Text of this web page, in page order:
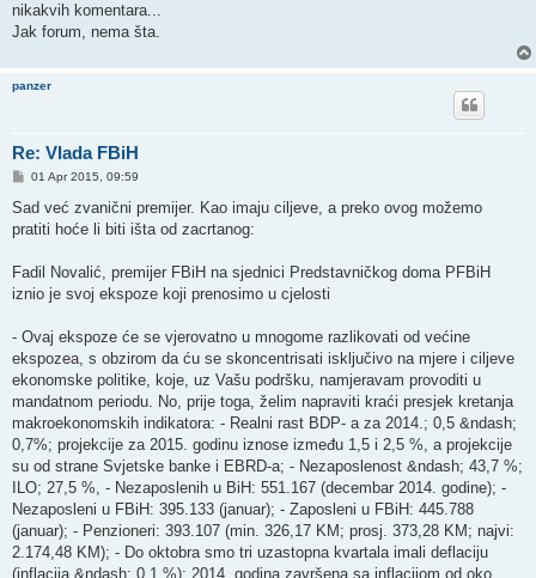
nikakvih komentara...
Jak forum, nema šta.
panzer
Re: Vlada FBiH
P
s
01 Apr 2015, 09:59
Sad već zvanični premijer. Kao imaju ciljeve, a preko ovog možemo
pratiti hoće li biti išta od zacrtanog:
Fadil Novalić, premijer FBiH na sjednici Predstavničkog doma PFBiH
iznio je svoj ekspoze koji prenosimo u cjelosti
- Ovaj ekspoze će se vjerovatno u mnogome razlikovati od većine
ekspozea, s obzirom da ću se skoncentrisati isključivo na mjere i ciljeve
ekonomske politike, koje, uz Vašu podršku, namjeravam provoditi u
mandatnom periodu. No, prije toga, želim napraviti kraći presjek kretanja
makroekonomskih indikatora: - Realni rast BDP- a za 2014.; 0,5 &ndash;
0,7%; projekcije za 2015. godinu iznose između 1,5 i 2,5 %, a projekcije
su od strane Svjetske banke i EBRD-a; - Nezaposlenost &ndash; 43,7 %;
ILO; 27,5 %, - Nezaposlenih u BiH: 551.167 (decembar 2014. godine); -
Nezaposleni u FBiH: 395.133 (januar); - Zaposleni u FBiH: 445.788
(januar); - Penzioneri: 393.107 (min. 326,17 KM; prosj. 373,28 KM; najvi:
2.174,48 KM); - Do oktobra smo tri uzastopna kvartala imali deflaciju
(inflacija &ndash; 0,1 %); 2014. godina završena sa inflacijom od oko